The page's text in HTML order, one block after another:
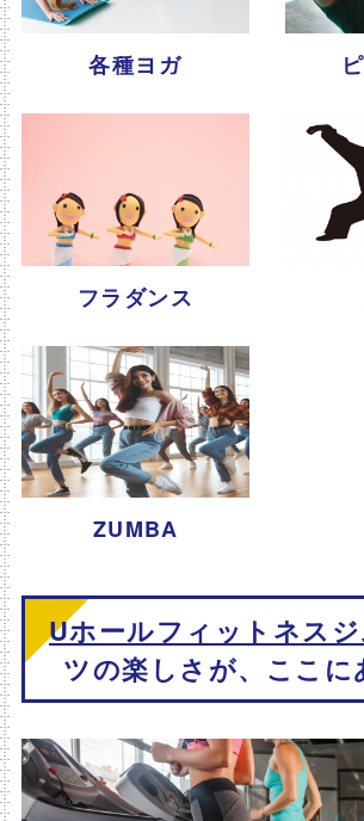
各種ヨガ
フラダンス
ZUMBA
Uホールフィットネス
ツの楽しさが、ここに